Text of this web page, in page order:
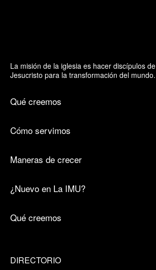
La misión de la iglesia es hacer discípulos de
Jesucristo para la transformación del mundo.
Qué creemos
Cómo servimos
Maneras de crecer
¿Nuevo en La IMU?
Qué creemos
DIRECTORIO